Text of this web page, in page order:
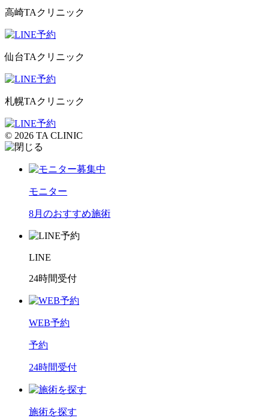
高崎TAクリニック
仙台TAクリニック
札幌TAクリニック
© 2026 TA CLINIC
モニター
8月のおすすめ施術
LINE
24時間受付
WEB予約
予約
24時間受付
施術を探す